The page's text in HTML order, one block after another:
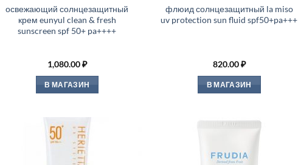
освежающий солнцезащитный
крем eunyul clean & fresh
sunscreen spf 50+ pa++++
1,080.00₽
В МАГАЗИН
флюид солнцезащитный la miso
uv protection sun fluid spf50+pa+++
820.00₽
В МАГАЗИН